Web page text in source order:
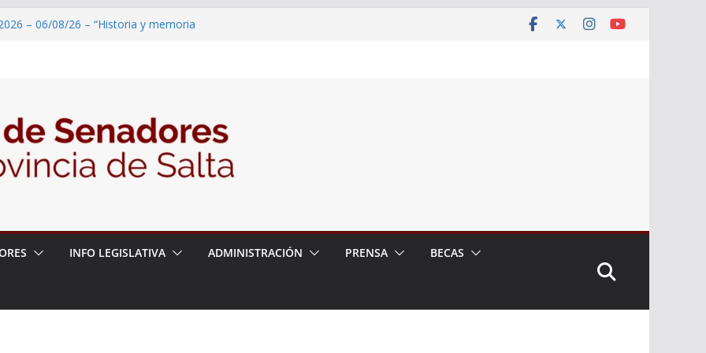
– 06/08/26 – “Historia y memoria
– 06/08/26 – Presentación del libro
del Dr. Víctor Alfredo Frías
– 06/08/26 – 82° Edición de la Expo
INFO LEGISLATIVA ADMINISTRACIÓN PRENSA BECAS